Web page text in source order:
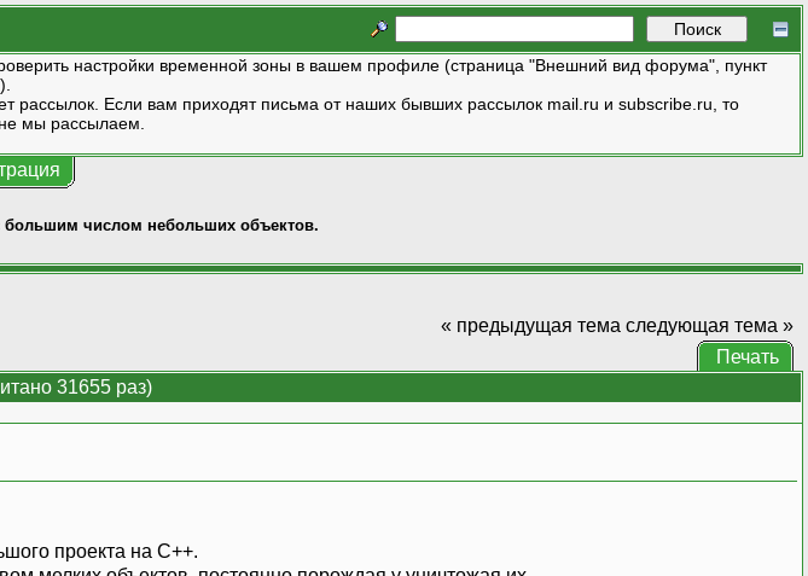
настройки временной зоны в вашем профиле (страница "Внешний вид форума", пункт
рассылок. Если вам приходят письма от наших бывших рассылок mail.ru и subscribe.ru, то
мы рассылаем.
большим числом небольших объектов.
« предыдущая тема следующая тема »
Печать
31655 раз)
проекта на С++.